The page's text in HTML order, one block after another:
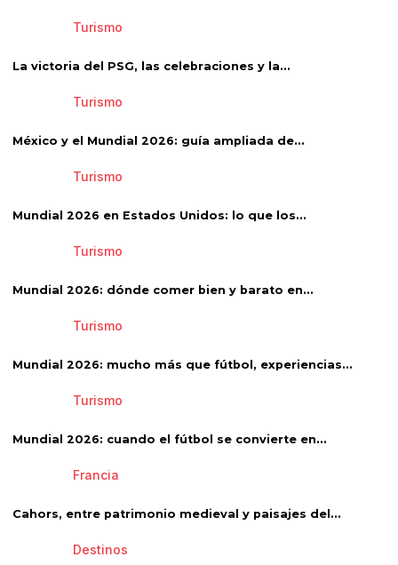
Turismo
La victoria del PSG, las celebraciones y la...
Turismo
México y el Mundial 2026: guía ampliada de...
Turismo
Mundial 2026 en Estados Unidos: lo que los...
Turismo
Mundial 2026: dónde comer bien y barato en...
Turismo
Mundial 2026: mucho más que fútbol, experiencias...
Turismo
Mundial 2026: cuando el fútbol se convierte en...
Francia
Cahors, entre patrimonio medieval y paisajes del...
Destinos